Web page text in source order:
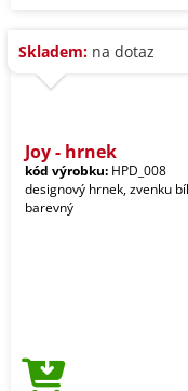
Skladem: na dotaz
Joy - hrnek
kód výrobku: HPD_008
designový hrnek, zvenku
barevný